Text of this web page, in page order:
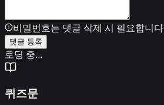
비밀번호는 댓글 삭제 시 필요합니다
댓글 등록
로딩 중...
퀴즈문